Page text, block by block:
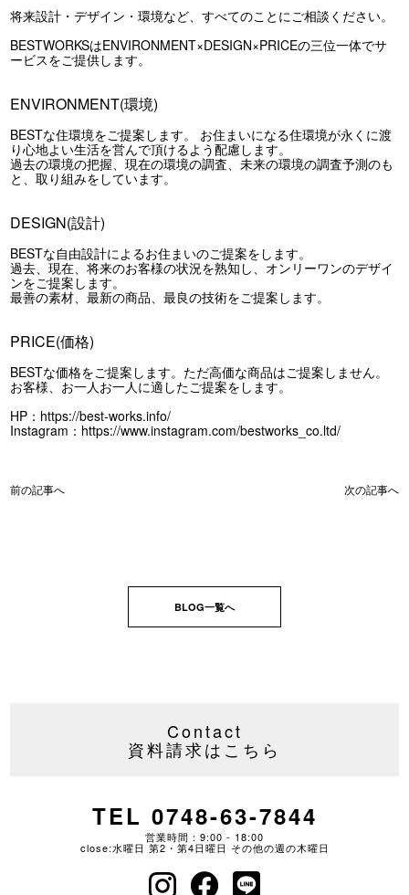
将来設計・デザイン・環境など、すべてのことにご相談ください。
BESTWORKSはENVIRONMENT×DESIGN×PRICEの三位一体でサ
ービスをご提供します。
ENVIRONMENT(環境)
BESTな住環境をご提案します。 お住まいになる住環境が永くに渡
り心地よい生活を営んで頂けるよう配慮します。
過去の環境の把握、現在の環境の調査、未来の環境の調査予測のも
と、取り組みをしています。
DESIGN(設計)
BESTな自由設計によるお住まいのご提案をします。
過去、現在、将来のお客様の状況を熟知し、オンリーワンのデザイ
ンをご提案します。
最善の素材、最新の商品、最良の技術をご提案します。
PRICE(価格)
BESTな価格をご提案します。ただ高価な商品はご提案しません。
お客様、お一人お一人に適したご提案をします。
HP： https://best-works.info/
Instagram： https://www.instagram.com/bestworks_co.ltd/
前の記事へ 次の記事へ
BLOG一覧へ
Contact
資料請求はこちら
TEL 0748-63-7844
営業時間：9:00 - 18:00
close:水曜日 第2・第4日曜日 その他の週の木曜日